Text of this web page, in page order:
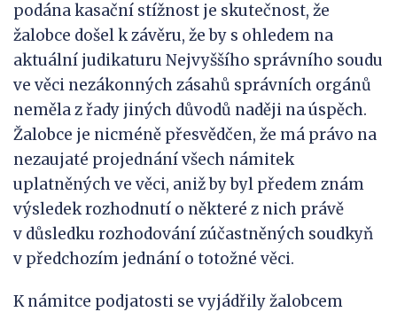
podána kasační stížnost je skutečnost, že
žalobce došel k závěru, že by s ohledem na
aktuální judikaturu Nejvyššího správního soudu
ve věci nezákonných zásahů správních orgánů
neměla z řady jiných důvodů naději na úspěch.
Žalobce je nicméně přesvědčen, že má právo na
nezaujaté projednání všech námitek
uplatněných ve věci, aniž by byl předem znám
výsledek rozhodnutí o některé z nich právě
v důsledku rozhodování zúčastněných soudkyň
v předchozím jednání o totožné věci.
K námitce podjatosti se vyjádřily žalobcem